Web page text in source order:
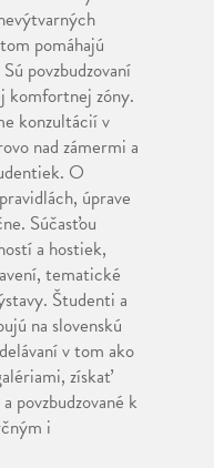
pomáhajú
povzbudzovaní
komfortnej zóny.
konzultácií v
nad zámermi a
O
úprave
Súčasťou
a hostiek,
tematické
Študenti a
na slovenskú
v tom ako
získať
povzbudzované k
i